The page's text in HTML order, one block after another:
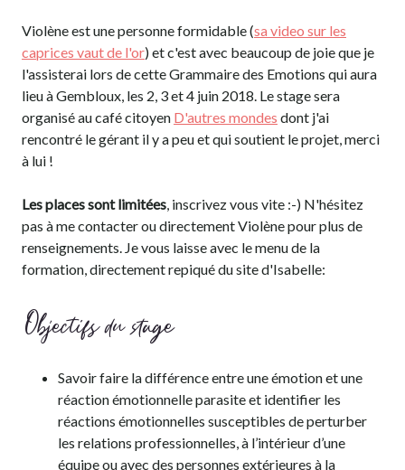
Violène est une personne formidable (sa video sur les
caprices vaut de l'or) et c'est avec beaucoup de joie que je
l'assisterai lors de cette Grammaire des Emotions qui aura
lieu à Gembloux, les 2, 3 et 4 juin 2018. Le stage sera
organisé au café citoyen D'autres mondes dont j'ai
rencontré le gérant il y a peu et qui soutient le projet, merci
à lui !
Les places sont limitées, inscrivez vous vite :-) N'hésitez
pas à me contacter ou directement Violène pour plus de
renseignements. Je vous laisse avec le menu de la
formation, directement repiqué du site d'Isabelle:
Objectifs du stage
Savoir faire la différence entre une émotion et une
réaction émotionnelle parasite et identifier les
réactions émotionnelles susceptibles de perturber
les relations professionnelles, à l’intérieur d’une
équipe ou avec des personnes extérieures à la